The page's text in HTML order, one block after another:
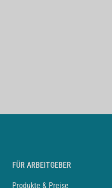
FÜR ARBEITGEBER
Produkte & Preise